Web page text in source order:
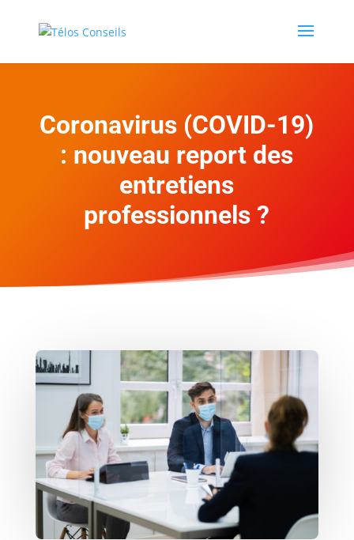
Coronavirus (COVID-19)
: nouveau report des
entretiens
professionnels ?